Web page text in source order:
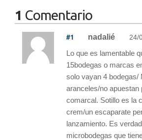
1 Comentario
#1 nadalié 24/
Lo que es lamentable
15bodegas o marcas
solo vayan 4 bodegas/
aranceles/no apuestan
comarcal. Sotillo es la
crem/un escaparate
lanzamiento. Es
microbodegas que